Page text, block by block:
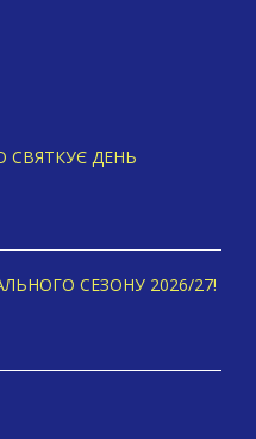
СВЯТКУЄ ДЕНЬ
СЕЗОНУ 2026/27!